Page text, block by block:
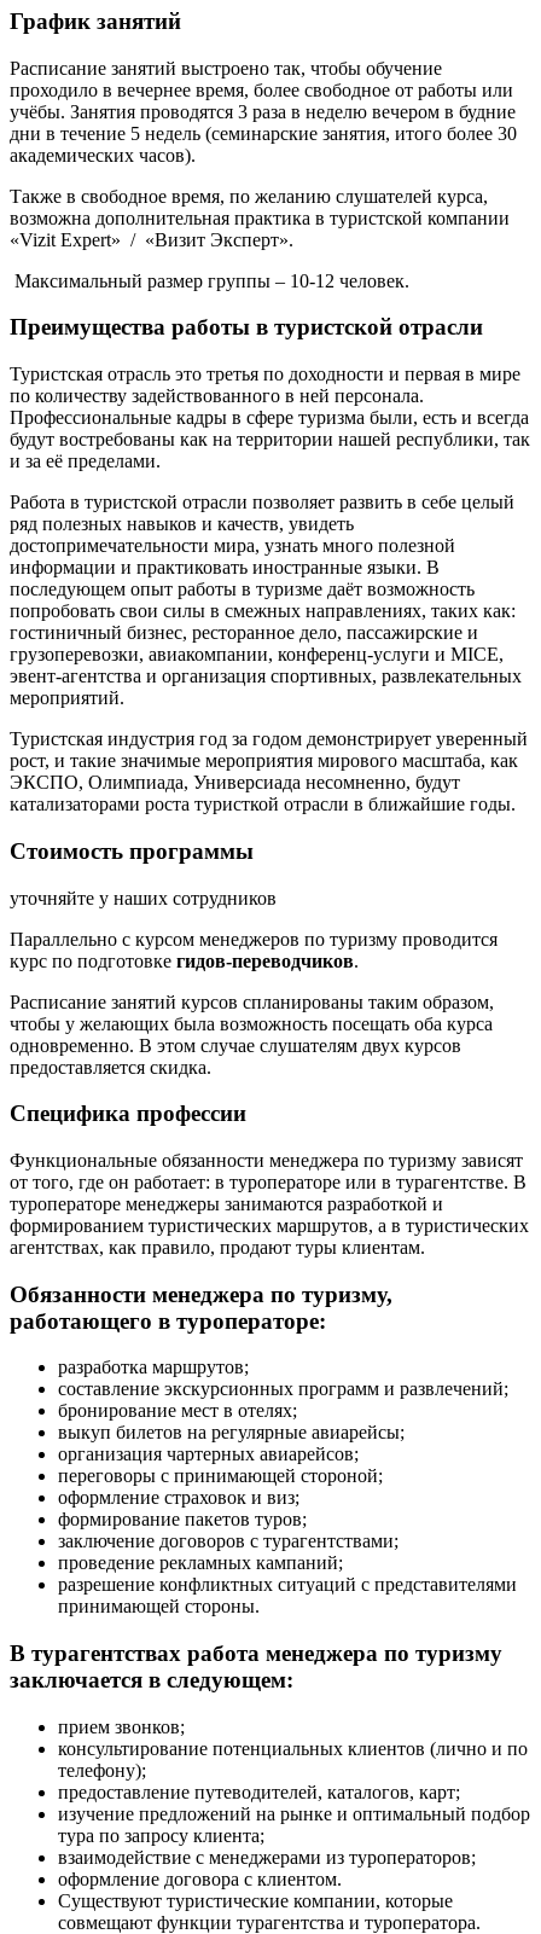
График занятий
Расписание занятий выстроено так, чтобы обучение
проходило в вечернее время, более свободное от работы или
учёбы. Занятия проводятся 3 раза в неделю вечером в будние
дни в течение 5 недель (семинарские занятия, итого более 30
академических часов).
Также в свободное время, по желанию слушателей курса,
возможна дополнительная практика в туристской компании
«Vizit Expert» / «Визит Эксперт».
Максимальный размер группы – 10-12 человек.
Преимущества работы в туристской отрасли
Туристская отрасль это третья по доходности и первая в мире
по количеству задействованного в ней персонала.
Профессиональные кадры в сфере туризма были, есть и всегда
будут востребованы как на территории нашей республики, так
и за её пределами.
Работа в туристской отрасли позволяет развить в себе целый
ряд полезных навыков и качеств, увидеть
достопримечательности мира, узнать много полезной
информации и практиковать иностранные языки. В
последующем опыт работы в туризме даёт возможность
попробовать свои силы в смежных направлениях, таких как:
гостиничный бизнес, ресторанное дело, пассажирские и
грузоперевозки, авиакомпании, конференц-услуги и MICE,
эвент-агентства и организация спортивных, развлекательных
мероприятий.
Туристская индустрия год за годом демонстрирует уверенный
рост, и такие значимые мероприятия мирового масштаба, как
ЭКСПО, Олимпиада, Универсиада несомненно, будут
катализаторами роста туристкой отрасли в ближайшие годы.
Стоимость программы
уточняйте у наших сотрудников
Параллельно с курсом менеджеров по туризму проводится
курс по подготовке гидов-переводчиков.
Расписание занятий курсов спланированы таким образом,
чтобы у желающих была возможность посещать оба курса
одновременно. В этом случае слушателям двух курсов
предоставляется скидка.
Специфика профессии
Функциональные обязанности менеджера по туризму зависят
от того, где он работает: в туроператоре или в турагентстве. В
туроператоре менеджеры занимаются разработкой и
формированием туристических маршрутов, а в туристических
агентствах, как правило, продают туры клиентам.
Обязанности менеджера по туризму,
работающего в туроператоре:
разработка маршрутов;
составление экскурсионных программ и развлечений;
бронирование мест в отелях;
выкуп билетов на регулярные авиарейсы;
организация чартерных авиарейсов;
переговоры с принимающей стороной;
оформление страховок и виз;
формирование пакетов туров;
заключение договоров с турагентствами;
проведение рекламных кампаний;
разрешение конфликтных ситуаций с представителями
принимающей стороны.
В турагентствах работа менеджера по туризму
заключается в следующем:
прием звонков;
консультирование потенциальных клиентов (лично и по
телефону);
предоставление путеводителей, каталогов, карт;
изучение предложений на рынке и оптимальный подбор
тура по запросу клиента;
взаимодействие с менеджерами из туроператоров;
оформление договора с клиентом.
Существуют туристические компании, которые
совмещают функции турагентства и туроператора.